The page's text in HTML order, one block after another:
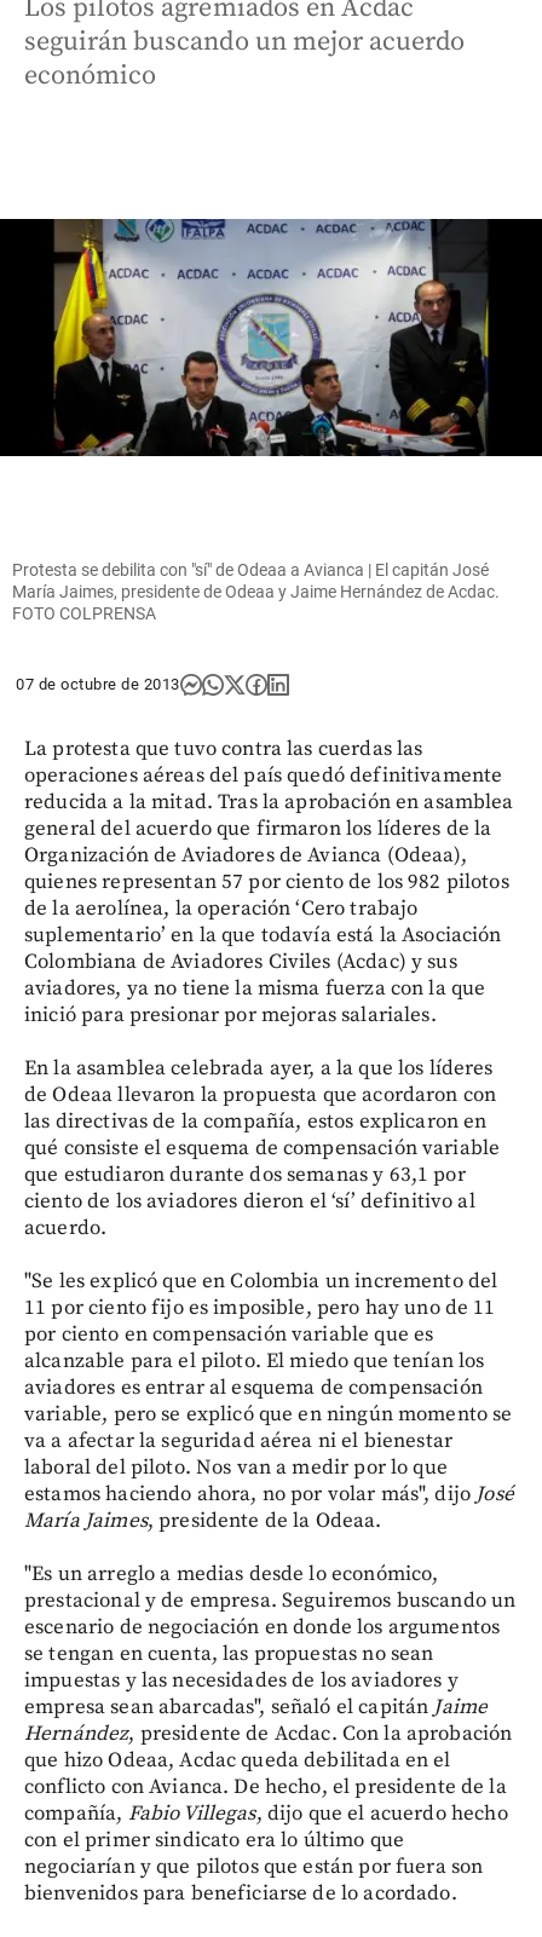
Los pilotos agremiados en Acdac
seguirán buscando un mejor acuerdo
económico
Protesta se debilita con "sí" de Odeaa a Avianca | El capitán José
María Jaimes, presidente de Odeaa y Jaime Hernández de Acdac.
FOTO COLPRENSA
07 de octubre de 2013
La protesta que tuvo contra las cuerdas las
operaciones aéreas del país quedó definitivamente
reducida a la mitad. Tras la aprobación en asamblea
general del acuerdo que firmaron los líderes de la
Organización de Aviadores de Avianca (Odeaa),
quienes representan 57 por ciento de los 982 pilotos
de la aerolínea, la operación ‘Cero trabajo
suplementario’ en la que todavía está la Asociación
Colombiana de Aviadores Civiles (Acdac) y sus
aviadores, ya no tiene la misma fuerza con la que
inició para presionar por mejoras salariales.
En la asamblea celebrada ayer, a la que los líderes
de Odeaa llevaron la propuesta que acordaron con
las directivas de la compañía, estos explicaron en
qué consiste el esquema de compensación variable
que estudiaron durante dos semanas y 63,1 por
ciento de los aviadores dieron el ‘sí’ definitivo al
acuerdo.
"Se les explicó que en Colombia un incremento del
11 por ciento fijo es imposible, pero hay uno de 11
por ciento en compensación variable que es
alcanzable para el piloto. El miedo que tenían los
aviadores es entrar al esquema de compensación
variable, pero se explicó que en ningún momento se
va a afectar la seguridad aérea ni el bienestar
laboral del piloto. Nos van a medir por lo que
estamos haciendo ahora, no por volar más", dijo José
María Jaimes, presidente de la Odeaa.
"Es un arreglo a medias desde lo económico,
prestacional y de empresa. Seguiremos buscando un
escenario de negociación en donde los argumentos
se tengan en cuenta, las propuestas no sean
impuestas y las necesidades de los aviadores y
empresa sean abarcadas", señaló el capitán Jaime
Hernández, presidente de Acdac. Con la aprobación
que hizo Odeaa, Acdac queda debilitada en el
conflicto con Avianca. De hecho, el presidente de la
compañía, Fabio Villegas, dijo que el acuerdo hecho
con el primer sindicato era lo último que
negociarían y que pilotos que están por fuera son
bienvenidos para beneficiarse de lo acordado.